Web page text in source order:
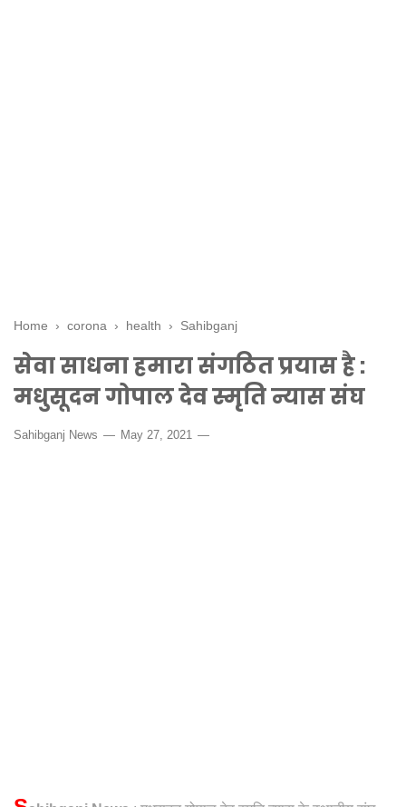
Home › corona › health › Sahibganj
सेवा साधना हमारा संगठित प्रयास है :
मधुसूदन गोपाल देव स्मृति न्यास संघ
Sahibganj News May 27, 2021